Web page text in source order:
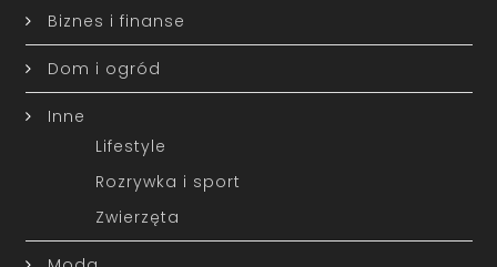
Biznes i finanse
Dom i ogród
Inne
Lifestyle
Rozrywka i sport
Zwierzęta